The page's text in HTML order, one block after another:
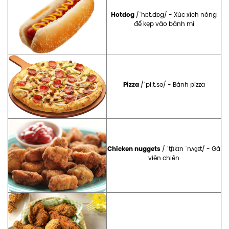
Hotdog /ˈhɒt.dɒg/ - Xúc xích nóng
để kẹp vào bánh mì
Pizza /ˈpiːt.sə/ - Bánh pizza
Chicken nuggets / ˈtʃɪkɪn ˈnʌɡɪt/ - Gà
viên chiên